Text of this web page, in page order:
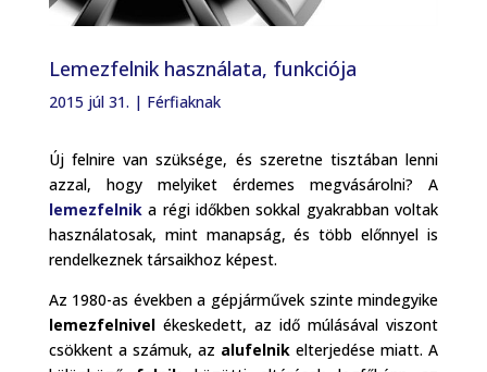
Lemezfelnik használata, funkciója
2015 júl 31. | Férfiaknak
Új felnire van szüksége, és szeretne tisztában lenni
azzal, hogy melyiket érdemes megvásárolni? A
lemezfelnika régi időkben sokkal gyakrabban voltak
használatosak, mint manapság, és több előnnyel is
rendelkeznek társaikhoz képest.
Az 1980-as években a gépjárművek szinte mindegyike
lemezfelnivelékeskedett, az idő múlásával viszont
csökkent a számuk, az alufelnik elterjedése miatt. A